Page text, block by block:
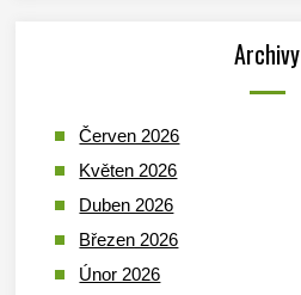
Archivy
Červen 2026
Květen 2026
Duben 2026
Březen 2026
Únor 2026